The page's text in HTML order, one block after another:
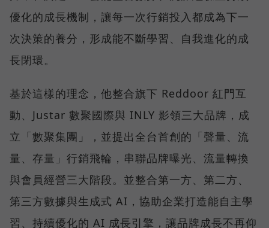
優化的成長機制，讓每一次行銷投入都成為下一
次決策的養分，形成能不斷學習、自我進化的成
長閉環。
基於這樣的理念，他整合旗下 Reddoor 紅門互
動、Justar 數聚國際與 INLY 影領三大品牌，成
立「數聚集團」，並提出全台首創的「聲量、流
量、存量」行銷飛輪，串聯品牌曝光、流量轉換
與會員經營三大階段。並整合第一方、第二方、
第三方數據與生成式 AI，協助企業打造能自主學
習、持續優化的 AI 成長引擎，讓品牌成長不再仰